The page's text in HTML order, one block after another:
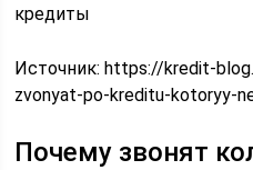
кредиты
Источник:https://kredit-
zvonyat-po-kreditu-kotoryy-
Почему звонят